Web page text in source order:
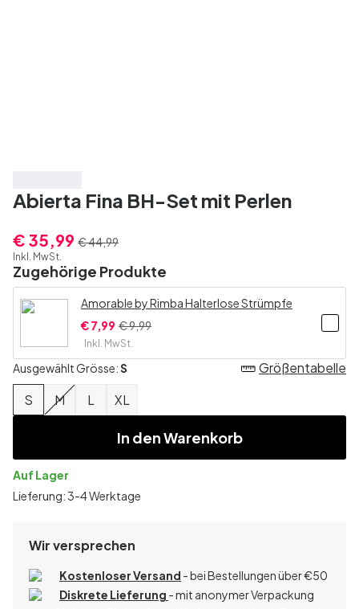
Abierta Fina BH-Set mit Perlen
€ 35,99 € 44,99
Inkl. MwSt.
Zugehörige Produkte
Amorable by Rimba Halterlose Strümpfe
€ 7,99 € 9,99
Inkl. MwSt.
Ausgewählt Grösse:S
S M L XL
Größentabelle
In den Warenkorb
Auf Lager
Lieferung: 3-4 Werktage
Wir versprechen
Kostenloser Versand - bei Bestellungen über€50
Diskrete Lieferung - mit anonymer Verpackung